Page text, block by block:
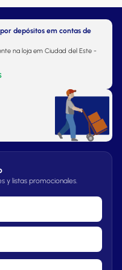
depósitos em contas de
na loja em Ciudad del Este -
y listas promocionales.